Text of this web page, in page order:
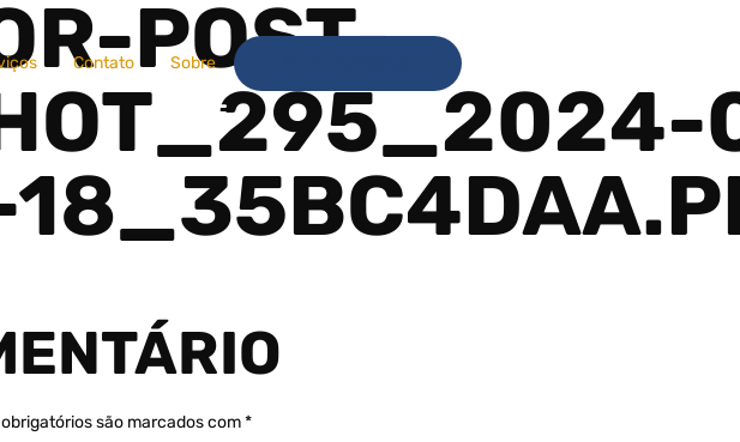
Contato Sobre
POST-
são marcados com*